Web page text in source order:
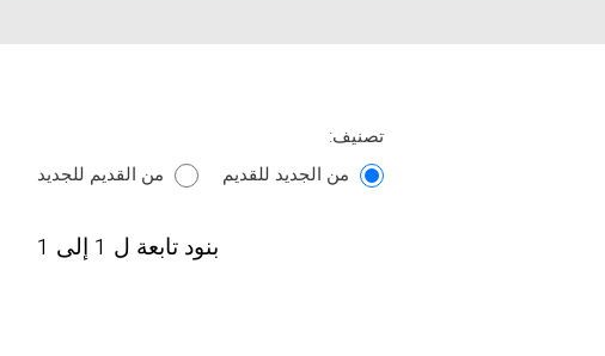
تصنيف:
من الجديد للقديم
من القديم للجديد
بنود تابعة ل 1 إلى 1